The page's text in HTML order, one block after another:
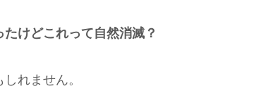
けどこれって自然消滅？
れません。